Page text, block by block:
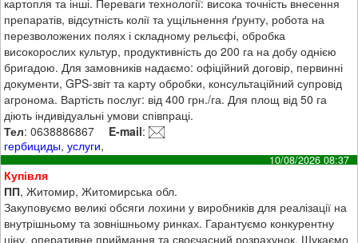
препаратів, відсутність колії та ущільнення ґрунту, робота на
перезволожених полях і складному рельєфі, обробка
високорослих культур, продуктивність до 200 га на добу однією
бригадою. Для замовників надаємо: офіційний договір, первинні
документи, GPS-звіт та карту обробки, консультаційний супровід
агронома. Вартість послуг: від 400 грн./га. Для площ від 50 га
діють індивідуальні умови співпраці.
Тел: 0638886867 E-mail:
гербициды,услуги,
10/08/2026 08:37
Купівля
ПП, Житомир, Житомирська обл.
Закуповуємо великі обсяги лохини у виробників для реалізації на
внутрішньому та зовнішньому ринках. Гарантуємо конкурентну
ціну, оперативне приймання та своєчасний розрахунок. Шукаємо